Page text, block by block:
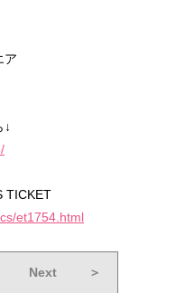
ア
TICKET
et1754.html
Next ＞